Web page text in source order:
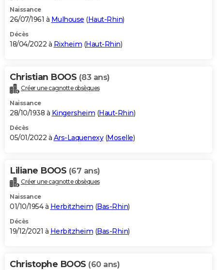
Naissance
26/07/1961 à Mulhouse (Haut-Rhin)
Décès
18/04/2022 à Rixheim (Haut-Rhin)
Christian BOOS (83 ans)
Créer une cagnotte obsèques
Naissance
28/10/1938 à Kingersheim (Haut-Rhin)
Décès
05/01/2022 à Ars-Laquenexy(Moselle)
Liliane BOOS (67 ans)
Créer une cagnotte obsèques
Naissance
01/10/1954 à Herbitzheim (Bas-Rhin)
Décès
19/12/2021 à Herbitzheim (Bas-Rhin)
Christophe BOOS (60 ans)